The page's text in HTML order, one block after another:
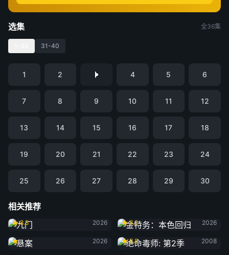
选集 全36集
31-40
1 2 4 5 6
7 8 9 10 11 12
13 14 15 16 17 18
19 20 21 22 23 24
25 26 27 28 29 30
相关推荐
九门
8.8
2026
8.2
2026
悬案
2026
绝命毒师: 第2季
8.8
2008
龙之家族 第三季
权力的游戏 第一季